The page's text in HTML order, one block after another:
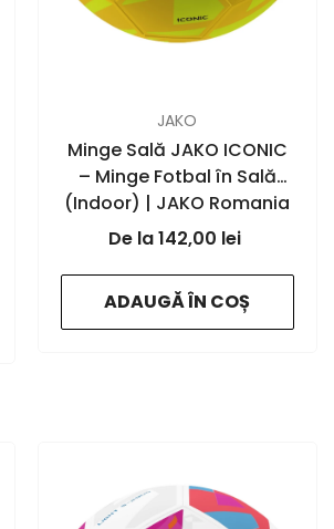
JAKO
Minge Sală JAKO ICONIC
– Minge Fotbal în Sală
(Indoor) | JAKO Romania
- neon
142,00 lei
ADAUGĂ ÎN COȘ